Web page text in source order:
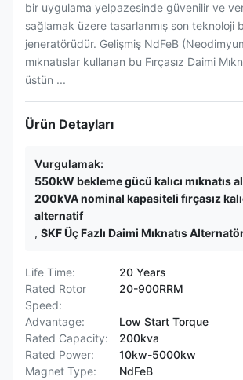
bir uygulama yelpazesinde güvenilir ve
sağlamak üzere tasarlanmış son teknoloji
jeneratörüdür. Gelişmiş NdFeB
mıknatıslar kullanan bu Fırçasız Daimi
üstün ...
Ürün Detayları
Vurgulamak:
550kW bekleme gücü kalıcı mıknatıs
200kVA nominal kapasiteli fırçasız
alternatif
, SKF Üç Fazlı Daimi Mıknatıs
Life Time:
20 Years
Rated Rotor
Speed:
20-900RRM
Advantage:
Low Start Torque
Rated Capacity:
200kva
Rated Power:
10kw-5000kw
Magnet Type:
NdFeB